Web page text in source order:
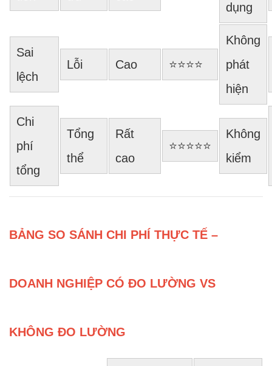
dụng
Sai
lệch
Lỗi Cao ⭐⭐⭐⭐
Không
phát
hiện
Chi
phí
tổng
Tổng
thể
Rất
cao
⭐⭐⭐⭐⭐
Không
kiểm
BẢNG SO SÁNH CHI PHÍ THỰC TẾ –
DOANH NGHIỆP CÓ ĐO LƯỜNG VS
KHÔNG ĐO LƯỜNG